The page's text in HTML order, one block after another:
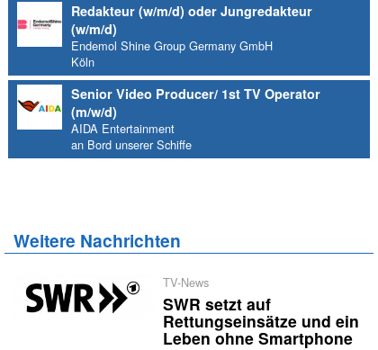
Redakteur (w/m/d) oder Jungredakteur
(w/m/d)
Endemol Shine Group Germany GmbH
Köln
Senior Video Producer/ 1st TV Operator
(m/w/d)
AIDA Entertainment
an Bord unserer Schiffe
Weitere Nachrichten
TV-News
SWR setzt auf
Rettungseinsätze und ein
Leben ohne Smartphone